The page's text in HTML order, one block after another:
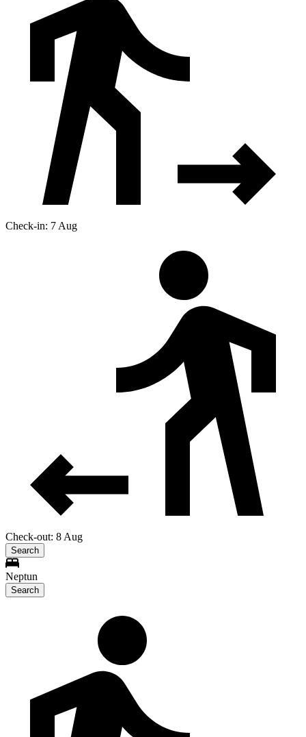
Check-in: 7 Aug
Check-out: 8 Aug
Search
Neptun
Search